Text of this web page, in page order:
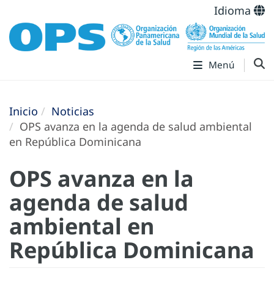
Idioma
Menú
Inicio
Noticias
OPS avanza en la agenda de salud ambiental
en República Dominicana
OPS avanza en la
agenda de salud
ambiental en
República Dominicana